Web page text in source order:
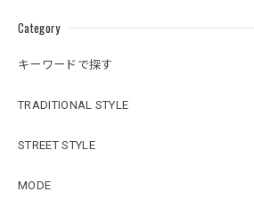
Category
キーワードで探す
TRADITIONAL STYLE
STREET STYLE
MODE